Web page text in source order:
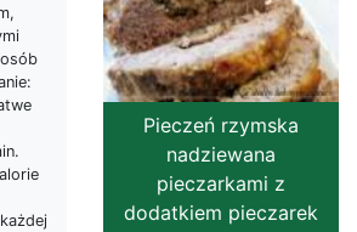
Pieczeń rzymska
nadziewana
pieczarkami z
dodatkiem pieczarek